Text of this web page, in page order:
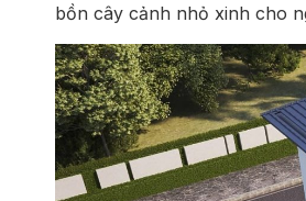
bồn cây cảnh nhỏ xinh cho